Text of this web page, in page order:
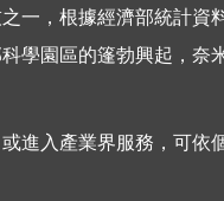
一，根據經濟部統計
學園區的篷勃興起，
進入產業界服務，可